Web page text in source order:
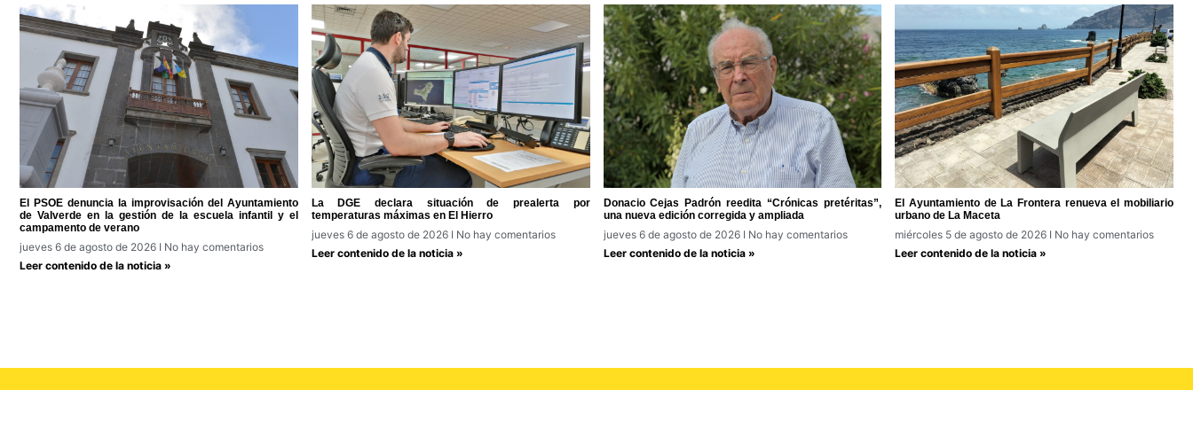
El PSOE denuncia la improvisación del Ayuntamiento
de Valverde en la gestión de la escuela infantil y el
campamento de verano
jueves 6 de agosto de 2026
No hay comentarios
Leer contenido de la noticia »
La DGE declara situación de prealerta por
temperaturas máximas en El Hierro
jueves 6 de agosto de 2026
No hay comentarios
Leer contenido de la noticia »
Donacio Cejas Padrón reedita “Crónicas pretéritas”,
una nueva edición corregida y ampliada
jueves 6 de agosto de 2026
No hay comentarios
Leer contenido de la noticia »
El Ayuntamiento de La Frontera renueva el mobiliario
urbano de La Maceta
miércoles 5 de agosto de 2026
No hay comentarios
Leer contenido de la noticia »